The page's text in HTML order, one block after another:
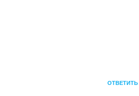
ОТВЕТИТЬ